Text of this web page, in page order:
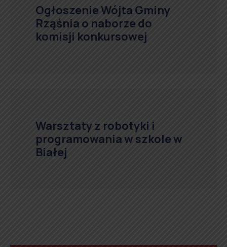
Ogłoszenie Wójta Gminy
Rząśnia o naborze do
komisji konkursowej
Warsztaty z robotyki i
programowania w szkole w
Białej